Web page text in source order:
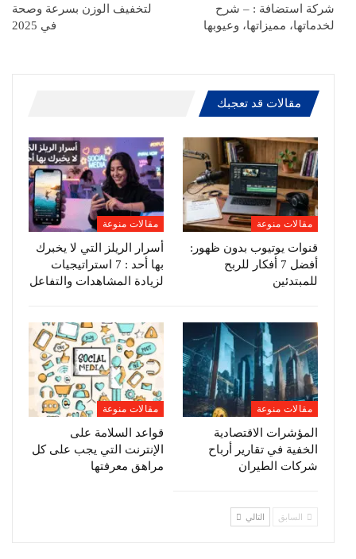
شركة استضافة : – شرح
لخدماتها، مميزاتها، وعيوبها
لتخفيف الوزن بسرعة وصحة
في 2025
مقالات قد تعجبك
مقالات منوعة
قنوات يوتيوب بدون ظهور:
أفضل 7 أفكار للربح
للمبتدئين
مقالات منوعة
أسرار الريلز التي لا يخبرك
بها أحد : 7 استراتيجيات
لزيادة المشاهدات والتفاعل
مقالات منوعة
المؤشرات الاقتصادية
الخفية في تقارير أرباح
شركات الطيران
مقالات منوعة
قواعد السلامة على
الإنترنت التي يجب على كل
مراهق معرفتها
السابق التالي